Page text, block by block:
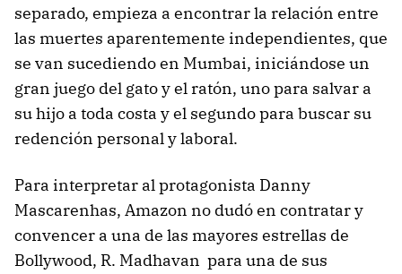
separado, empieza a encontrar la relación entre
las muertes aparentemente independientes, que
se van sucediendo en Mumbai, iniciándose un
gran juego del gato y el ratón, uno para salvar a
su hijo a toda costa y el segundo para buscar su
redención personal y laboral.
Para interpretar al protagonista Danny
Mascarenhas, Amazon no dudó en contratar y
convencer a una de las mayores estrellas de
Bollywood, R. Madhavan para una de sus